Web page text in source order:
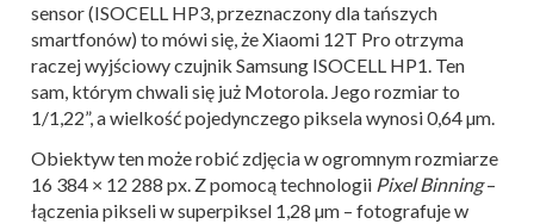
sensor (ISOCELL HP3, przeznaczony dla tańszych
smartfonów) to mówi się, że Xiaomi 12T Pro otrzyma
raczej wyjściowy czujnik Samsung ISOCELL HP1. Ten
sam, którym chwali się już Motorola. Jego rozmiar to
1/1,22”, a wielkość pojedynczego piksela wynosi 0,64 µm.
Obiektyw ten może robić zdjęcia w ogromnym rozmiarze
16 384 × 12 288 px. Z pomocą technologii Pixel Binning–
łączenia pikseli w superpiksel 1,28 µm – fotografuje w